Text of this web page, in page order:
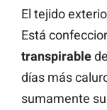
El tejido
Está
transpirable
días más
sumamente